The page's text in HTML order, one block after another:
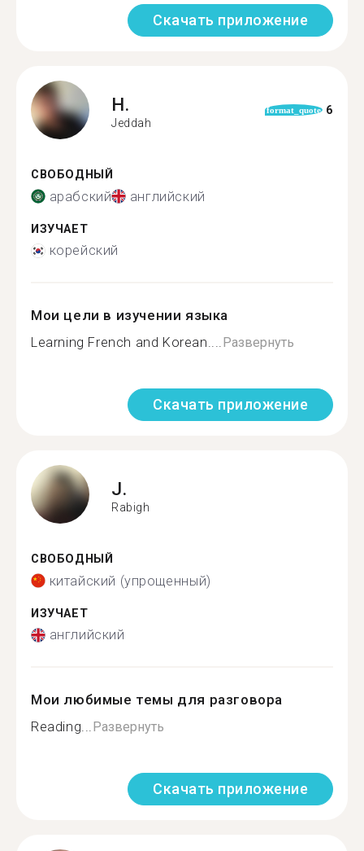
Скачать приложение
H.
Jeddah
format_quote 6
СВОБОДНЫЙ
арабский английский
ИЗУЧАЕТ
корейский
Мои цели в изучении языка
Learning French and Korean....Развернуть
Скачать приложение
J.
Rabigh
СВОБОДНЫЙ
китайский (упрощенный)
ИЗУЧАЕТ
английский
Мои любимые темы для разговора
Reading...Развернуть
Скачать приложение